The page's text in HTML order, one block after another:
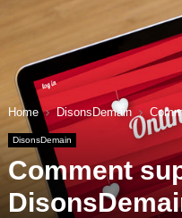
Home DisonsDemain
DisonsDemain
Comment